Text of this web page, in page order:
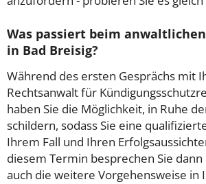
Was passiert beim
in Bad Breisig?
Während des ersten Gesprächs mit
Rechtsanwalt für
haben Sie die Möglichkeit, in Ruhe
schildern, sodass Sie eine
Ihrem Fall und Ihren
diesem Termin besprechen Sie
auch die weitere Vorgehensweise in